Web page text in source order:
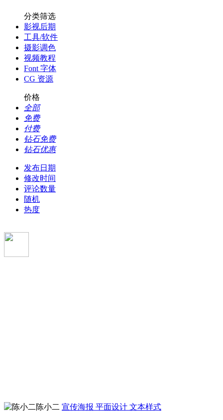
分类筛选
影视后期
工具/软件
摄影调色
视频教程
Font 字体
CG 资源
价格
全部
免费
付费
钻石免费
钻石优惠
发布日期
修改时间
评论数量
随机
热度
陈小二 宣传海报 平面设计 文本样式